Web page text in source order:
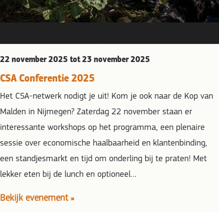
22 november 2025 tot 23 november 2025
CSA Conferentie 2025
Het CSA-netwerk nodigt je uit! Kom je ook naar de Kop van
Malden in Nijmegen? Zaterdag 22 november staan er
interessante workshops op het programma, een plenaire
sessie over economische haalbaarheid en klantenbinding,
een standjesmarkt en tijd om onderling bij te praten! Met
lekker eten bij de lunch en optioneel…
Bekijk evenement »